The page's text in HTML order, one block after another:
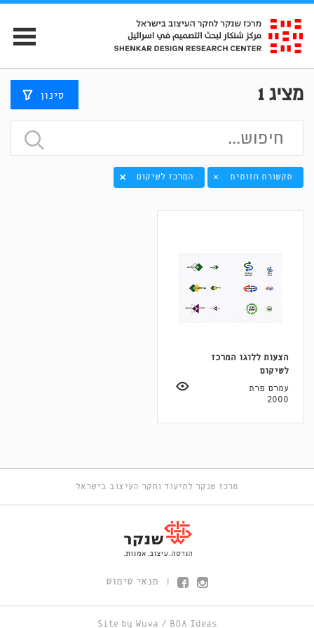
מציג1 סינון
תקשורת חזותית × המרכז לשיקום
הצעות ללוגו המרכז
לשיקום
עמרם פרת
2000
מרכז שנקר לתיעוד וחקר העיצוב בישראל
תנאי שימוש
Site by Wuwa / BOA Ideas